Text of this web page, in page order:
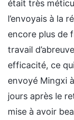
était très
l’envoyais à la
encore plus de
travail
efficacité, ce
envoyé Mingxi
jours après le
mise à avoir